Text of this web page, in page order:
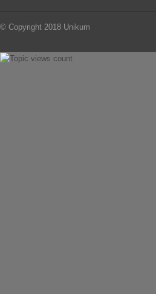
© Copyright 2018 Unikum